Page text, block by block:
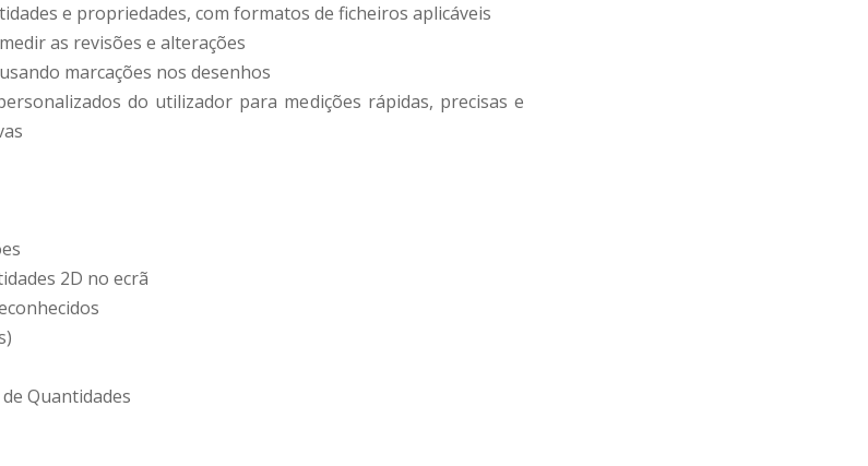
e propriedades, com formatos de ficheiros aplicáveis
as revisões e alterações
marcações nos desenhos
do utilizador para medições rápidas, precisas e
2D no ecrã
Quantidades